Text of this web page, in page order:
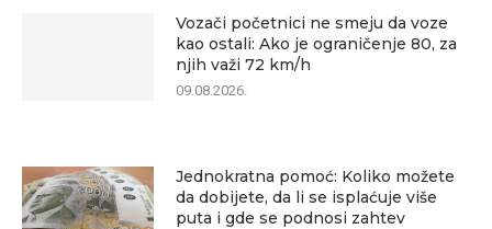
Vozači početnici ne smeju da voze
kao ostali: Ako je ograničenje 80, za
njih važi 72 km/h
09.08.2026.
Jednokratna pomoć: Koliko možete
da dobijete, da li se isplaćuje više
puta i gde se podnosi zahtev